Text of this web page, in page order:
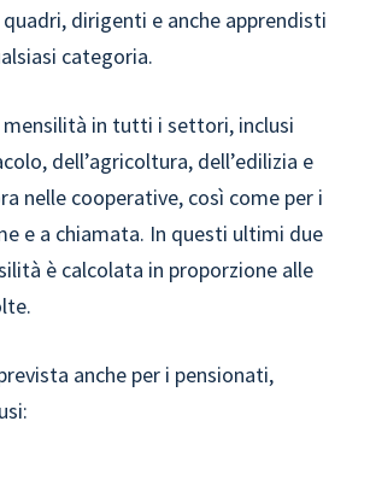
dirigenti e anche apprendisti
categoria.
mensilità in tutti i settori, inclusi
dell’agricoltura, dell’edilizia e
nelle cooperative, così come per i
e a chiamata. In questi ultimi due
è calcolata in proporzione alle
anche per i pensionati,